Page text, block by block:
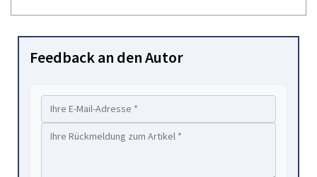
Feedback an den Autor